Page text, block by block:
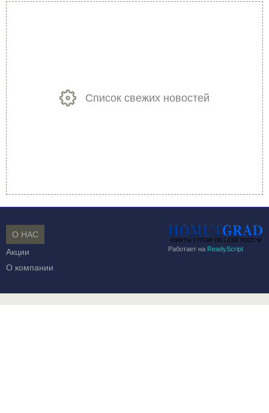
Список свежих новостей
Работает на ReadyScript
О НАС
Акции
О компании